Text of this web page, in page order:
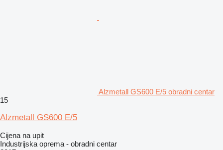
Alzmetall GS600 E/5 obradni centar
15
Alzmetall GS600 E/5
Cijena na upit
Industrijska oprema - obradni centar